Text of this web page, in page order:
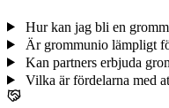
Hur kan jag bli en
Är grommunio lämpligt
Kan partners erbjuda
Vilka är fördelarna med